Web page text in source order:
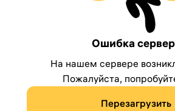
Ошибка
На нашем сервере
Пожалуйста,
Перезагрузить